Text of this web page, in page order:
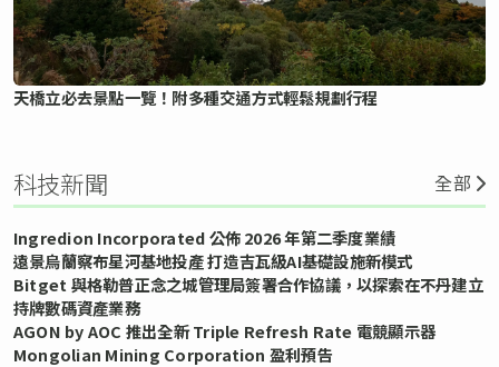
天橋立必去景點一覽！附多種交通方式輕鬆規劃行程
科技新聞 全部
Ingredion Incorporated 公佈 2026 年第二季度業績
遠景烏蘭察布星河基地投產 打造吉瓦級AI基礎設施新模式
Bitget 與格勒普正念之城管理局簽署合作協議，以探索在不丹建立
持牌數碼資產業務
AGON by AOC 推出全新 Triple Refresh Rate 電競顯示器
Mongolian Mining Corporation 盈利預告